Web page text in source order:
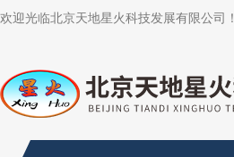
欢迎光临北京天地星火科技发展有限公司！